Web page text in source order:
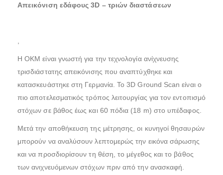
Απεικόνιση εδάφους 3D – τριών διαστάσεων
Η OKM είναι γνωστή για την τεχνολογία ανίχνευσης
τρισδιάστατης απεικόνισης που αναπτύχθηκε και
κατασκευάστηκε στη Γερμανία. Το 3D Ground Scan είναι ο
πιο αποτελεσματικός τρόπος λειτουργίας για τον εντοπισμό
στόχων σε βάθος έως και 60 πόδια (18 m) στο υπέδαφος.
Μετά την αποθήκευση της μέτρησης, οι κυνηγοί θησαυρών
μπορούν να αναλύσουν λεπτομερώς την εικόνα σάρωσης
και να προσδιορίσουν τη θέση, το μέγεθος και το βάθος
των ανιχνευόμενων στόχων πριν από την ανασκαφή.